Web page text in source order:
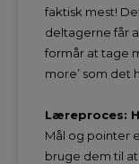
faktisk mest!
deltagerne får
formår at tage
more’ som det
Læreproces:
Mål og pointer
bruge dem til